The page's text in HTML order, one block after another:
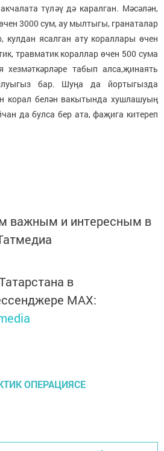
түләү дә каралган. Мәсәлән,
3000 сум, ау мылтыгы, гранаталар
кулдан ясалган ату кораллары өчен
травматик кораллар өчен 500 сума
табып алса,җинаять
бар. Шуңа да йортыгызда
корал белән вакытында хушлашуың
да булса бер ата, фаҗига китереп
важным и интересным в
в
MАХ:
ОПЕРАЦИЯСЕ